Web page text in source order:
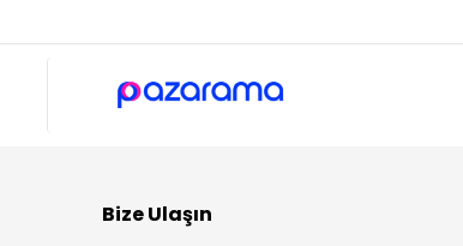
Bize Ulaşın